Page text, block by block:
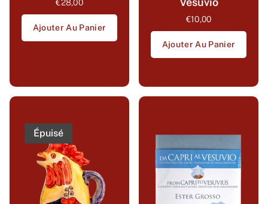
€28,00
Ajouter Au Panier
€10,00
Ajouter Au Panier
Épuisé